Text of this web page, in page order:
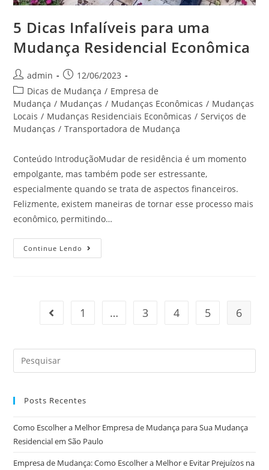
5 Dicas Infalíveis para uma
Mudança Residencial Econômica
admin
12/06/2023
Dicas de Mudança / Empresa de
Mudança / Mudanças / Mudanças Econômicas / Mudanças
Locais / Mudanças Residenciais Econômicas / Serviços de
Mudanças / Transportadora de Mudança
Conteúdo IntroduçãoMudar de residência é um momento
empolgante, mas também pode ser estressante,
especialmente quando se trata de aspectos financeiros.
Felizmente, existem maneiras de tornar esse processo mais
econômico, permitindo…
Continue Lendo
1 … 3 4 5 6
Posts Recentes
Como Escolher a Melhor Empresa de Mudança para Sua Mudança
Residencial em São Paulo
Empresa de Mudança: Como Escolher a Melhor e Evitar Prejuízos na